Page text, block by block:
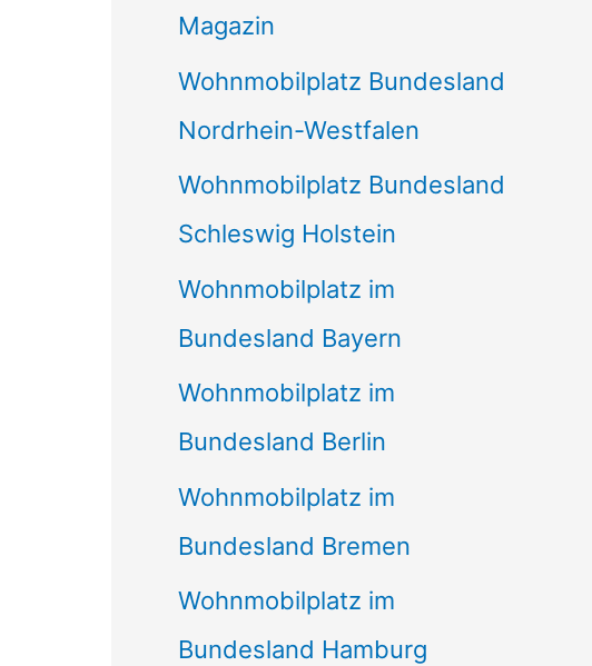
Magazin
Wohnmobilplatz Bundesland
Nordrhein-Westfalen
Wohnmobilplatz Bundesland
Schleswig Holstein
Wohnmobilplatz im
Bundesland Bayern
Wohnmobilplatz im
Bundesland Berlin
Wohnmobilplatz im
Bundesland Bremen
Wohnmobilplatz im
Bundesland Hamburg